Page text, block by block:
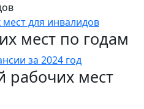
для инвалидов
мест по годам
за 2024 год
рабочих мест